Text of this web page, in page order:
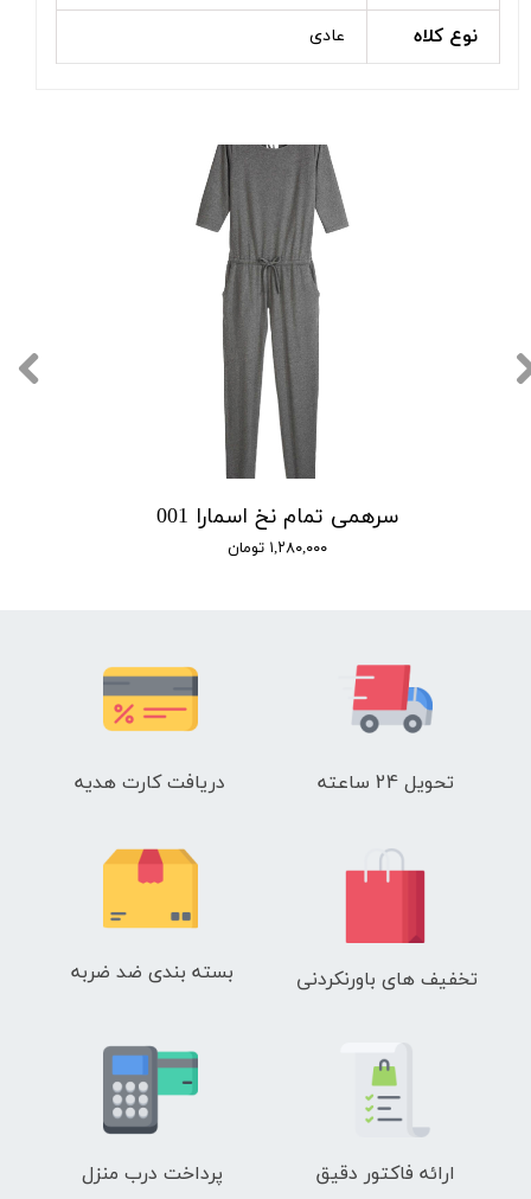
نوع کلاه عادی
سرهمی تمام نخ اسمارا 001
۱,۲۸۰,۰۰۰ تومان
تحویل 24 ساعته دریافت کارت هدیه
تخفیف های باورنکردنی بسته بندی ضد ضربه
ارائه فاکتور دقیق پرداخت درب منزل